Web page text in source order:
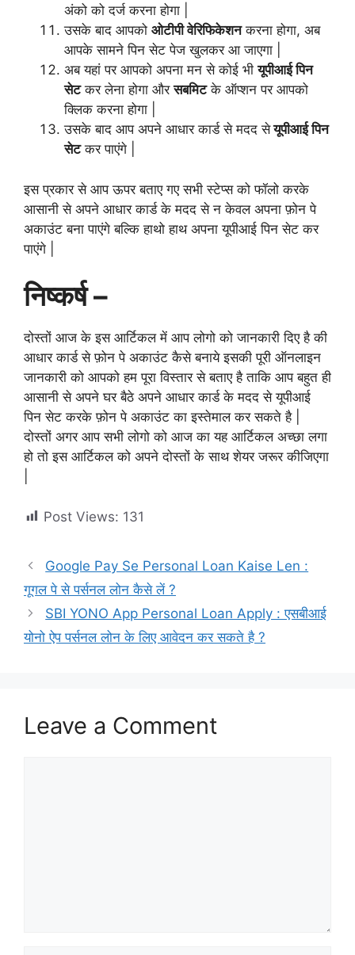
अंको को दर्ज करना होगा |
उसके बाद आपको ओटीपी वेरिफिकेशनकरना होगा, अब
आपके सामने पिन सेट पेज खुलकर आ जाएगा |
अब यहां पर आपको अपना मन से कोई भीयूपीआई पिन
सेटकर लेना होगा औरसबमिटके ऑप्शन पर आपको
क्लिक करना होगा |
उसके बाद आप अपने आधार कार्ड से मदद सेयूपीआई पिन
सेटकर पाएंगे |
इस प्रकार से आप ऊपर बताए गए सभी स्टेप्स को फॉलो करके
आसानी से अपने आधार कार्ड के मदद से न केवल अपना फ़ोन पे
अकाउंट बना पाएंगे बल्कि हाथो हाथ अपना यूपीआई पिन सेट कर
पाएंगे |
निष्कर्ष –
दोस्तों आज के इस आर्टिकल में आप लोगो को जानकारी दिए है की
आधार कार्ड से फ़ोन पे अकाउंट कैसे बनाये इसकी पूरी ऑनलाइन
जानकारी को आपको हम पूरा विस्तार से बताए है ताकि आप बहुत ही
आसानी से अपने घर बैठे अपने आधार कार्ड के मदद से यूपीआई
पिन सेट करके फ़ोन पे अकाउंट का इस्तेमाल कर सकते है |
दोस्तों अगर आप सभी लोगो को आज का यह आर्टिकल अच्छा लगा
हो तो इस आर्टिकल को अपने दोस्तों के साथ शेयर जरूर कीजिएगा
Post Views: 131
Google Pay Se Personal Loan Kaise Len :
गूगल पे से पर्सनल लोन कैसे लें ?
SBI YONO App Personal Loan Apply : एसबीआई
योनो ऐप पर्सनल लोन के लिए आवेदन कर सकते है ?
Leave a Comment